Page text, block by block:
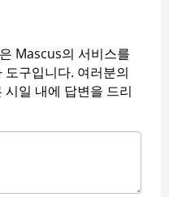
Mascus의 서비스를
구입니다. 여러분의
일 내에 답변을 드리